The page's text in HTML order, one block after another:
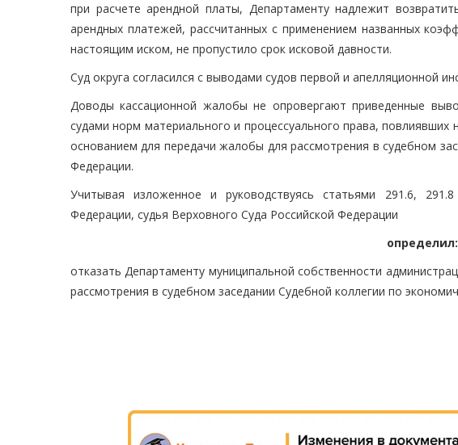
при расчете арендной платы, Департаменту надлежит
арендных платежей, рассчитанных с применением названных
настоящим иском, не пропустило срок исковой давности.
Суд округа согласился с выводами судов первой и апелляционной
Доводы кассационной жалобы не опровергают приведенные
судами норм материального и процессуального права,
основанием для передачи жалобы для рассмотрения в судебном
Федерации.
Учитывая изложенное и руководствуясь статьями 291.6,
Федерации, судья Верховного Суда Российской Федерации
определил:
отказать Департаменту муниципальной собственности
рассмотрения в судебном заседании Судебной коллегии по